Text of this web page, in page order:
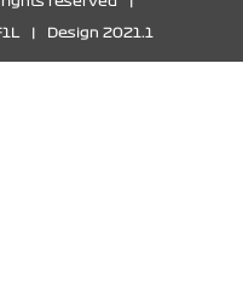
Design 2021.1